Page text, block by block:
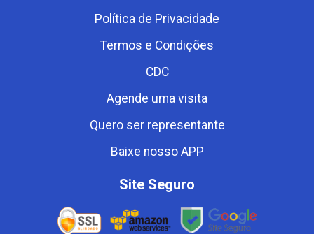
Política de Privacidade
Termos e Condições
CDC
Agende uma visita
Quero ser representante
Baixe nosso APP
Site Seguro